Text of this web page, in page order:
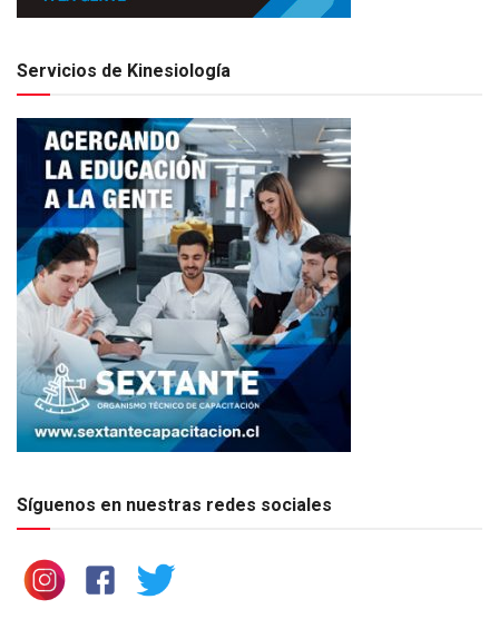
Servicios de Kinesiología
Síguenos en nuestras redes sociales